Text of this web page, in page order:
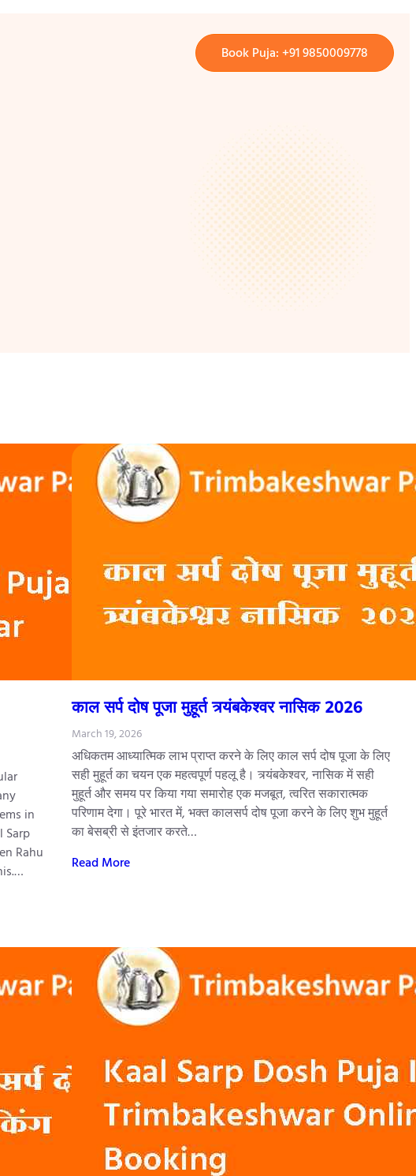
Book Puja: +91 9850009778
in
Sarp
Rahu
काल सर्प दोष पूजा मुहूर्त त्र्यंबकेश्वर नासिक 2026
March 19, 2026
अधिकतम आध्यात्मिक लाभ प्राप्त करने के लिए काल सर्प दोष पूजा के लिए
सही मुहूर्त का चयन एक महत्वपूर्ण पहलू है। त्र्यंबकेश्वर, नासिक में सही
मुहूर्त और समय पर किया गया समारोह एक मजबूत, त्वरित सकारात्मक
परिणाम देगा। पूरे भारत में, भक्त कालसर्प दोष पूजा करने के लिए शुभ मुहूर्त
का बेसब्री से इंतजार करते…
Read More